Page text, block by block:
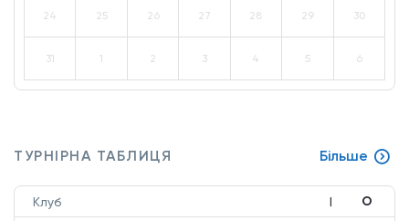
24 25 26 27 28 29 30
31 1 2 3 4 5 6
ТУРНІРНА ТАБЛИЦЯ Більше
Клуб І О